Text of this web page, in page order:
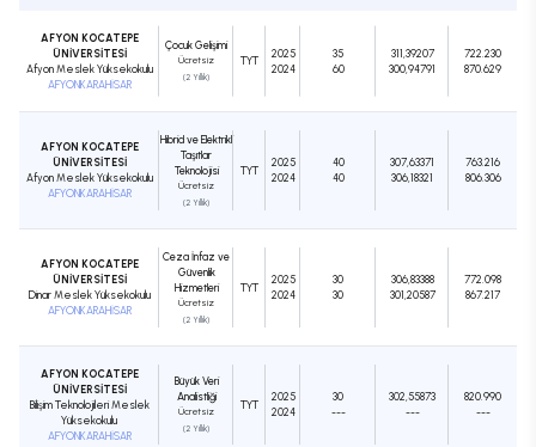
AFYON KOCATEPE
ÜNİVERSİTESİ
Afyon Meslek Yüksekokulu
AFYONKARAHİSAR
Çocuk Gelişimi
Ücretsiz
(2 Yıllık)
TYT
2025
2024
35
60
311,39207
300,94791
722.230
870.629
AFYON KOCATEPE
ÜNİVERSİTESİ
Afyon Meslek Yüksekokulu
AFYONKARAHİSAR
Hibrid ve Elektrikli
Taşıtlar
Teknolojisi
Ücretsiz
(2 Yıllık)
TYT
2025
2024
40
40
307,63371
306,18321
763.216
806.306
AFYON KOCATEPE
ÜNİVERSİTESİ
Dinar Meslek Yüksekokulu
AFYONKARAHİSAR
Ceza İnfaz ve
Güvenlik
Hizmetleri
Ücretsiz
(2 Yıllık)
TYT
2025
2024
30
30
306,83388
301,20587
772.098
867.217
AFYON KOCATEPE
ÜNİVERSİTESİ
Bilişim Teknolojileri Meslek
Yüksekokulu
AFYONKARAHİSAR
Büyük Veri
Analistliği
Ücretsiz
(2 Yıllık)
TYT
2025
2024
30
---
302,55873
---
820.990
---